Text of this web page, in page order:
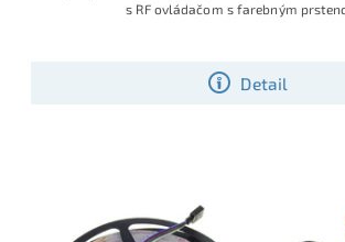
Detail
s RF ovládačom s farebným